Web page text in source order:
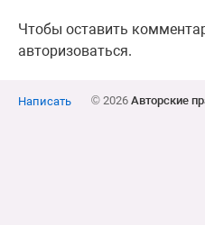
Чтобы оставить
авторизоваться.
Написать © 2026 Авторские